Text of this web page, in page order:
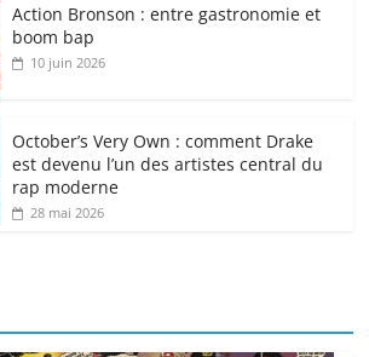
Action Bronson : entre gastronomie et
boom bap
10 juin 2026
October’s Very Own : comment Drake
est devenu l’un des artistes central du
rap moderne
28 mai 2026